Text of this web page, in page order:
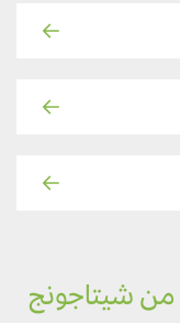
من شيتاجونج